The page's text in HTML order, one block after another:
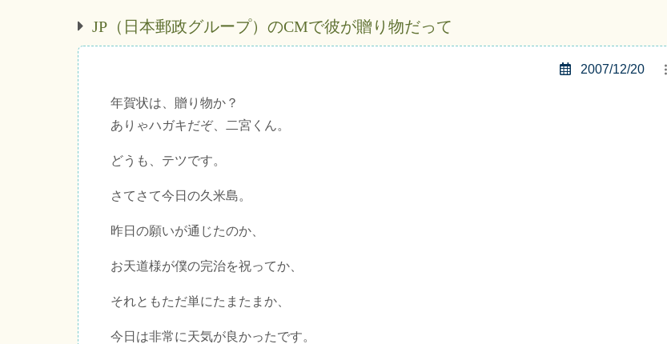
JP（日本郵政グループ）のCMで彼が贈り物だって
2007/12/20
年賀状は、贈り物か？
ありゃハガキだぞ、二宮くん。
どうも、テツです。
さてさて今日の久米島。
昨日の願いが通じたのか、
お天道様が僕の完治を祝ってか、
それともただ単にたまたまか、
今日は非常に天気が良かったです。